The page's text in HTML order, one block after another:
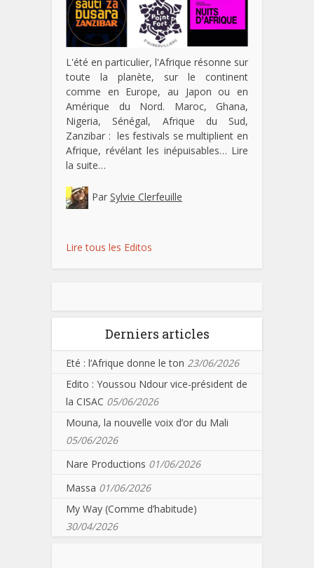
L'été en particulier, l'Afrique résonne sur
toute la planète, sur le continent
comme en Europe, au Japon ou en
Amérique du Nord. Maroc, Ghana,
Nigeria, Sénégal, Afrique du Sud,
Zanzibar : les festivals se multiplient en
Afrique, révélant les inépuisables… Lire
la suite…
Par Sylvie Clerfeuille
Lire tous les Editos
Derniers articles
Eté : l’Afrique donne le ton 23/06/2026
Edito : Youssou Ndour vice-président de
la CISAC 05/06/2026
Mouna, la nouvelle voix d’or du Mali
05/06/2026
Nare Productions 01/06/2026
Massa 01/06/2026
My Way (Comme d’habitude)
30/04/2026